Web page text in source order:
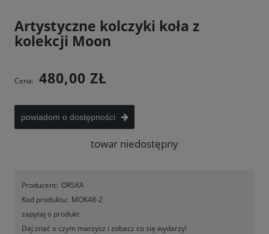
Artystyczne kolczyki koła z
kolekcji Moon
Cena: 480,00 ZŁ
powiadom o dostępności
towar niedostępny
Producent: ORSKA
Kod produktu: MOK48-2
zapytaj o produkt
Daj znać o czym marzysz i zobacz co się wydarzy!